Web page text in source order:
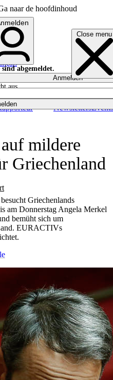
naar de hoofdinhoud
Close menu
NewslettersEvents
sind abgemeldet.
Anmelden
aus
mildere
Griechenland
Griechenlands
am Donnerstag Angela Merkel
bemüht sich um
EURACTIVs